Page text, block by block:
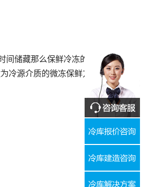
储藏那么保鲜冷冻的温
源介质的微冻保鲜方